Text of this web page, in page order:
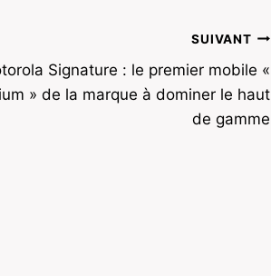
SUIVANT
Signature : le premier mobile «
» de la marque à dominer le haut
de gamme